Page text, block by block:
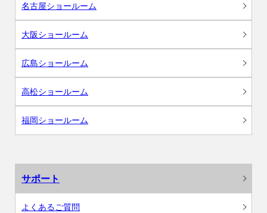
名古屋ショールーム
大阪ショールーム
広島ショールーム
高松ショールーム
福岡ショールーム
サポート
よくあるご質問